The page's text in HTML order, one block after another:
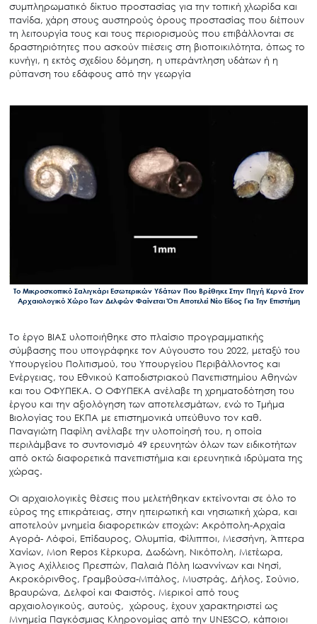
συμπληρωματικό δίκτυο προστασίας για την τοπική χλωρίδα και
πανίδα, χάρη στους αυστηρούς όρους προστασίας που διέπουν
τη λειτουργία τους και τους περιορισμούς που επιβάλλονται σε
δραστηριότητες που ασκούν πιέσεις στη βιοποικιλότητα, όπως το
κυνήγι, η εκτός σχεδίου δόμηση, η υπεράντληση υδάτων ή η
ρύπανση του εδάφους από την γεωργία
To Μικροσκοπικό Σαλιγκάρι Εσωτερικών Υδάτων Που Βρέθηκε Στην Πηγή Κερνά Στον
Αρχαιολογικό Χώρο Των Δελφών Φαίνεται Ότι Αποτελεί Νέο Είδος Για Την Επιστήμη
Το έργο ΒΙΑΣ υλοποιήθηκε στο πλαίσιο προγραμματικής
σύμβασης που υπογράφηκε τον Αύγουστο του 2022, μεταξύ του
Υπουργείου Πολιτισμού, του Υπουργείου Περιβάλλοντος και
Ενέργειας, του Εθνικού Καποδιστριακού Πανεπιστημίου Αθηνών
και του ΟΦΥΠΕΚΑ. Ο ΟΦΥΠΕΚΑ ανέλαβε τη χρηματοδότηση του
έργου και την αξιολόγηση των αποτελεσμάτων, ενώ το Τμήμα
Βιολογίας του ΕΚΠΑ με επιστημονικά υπεύθυνο τον καθ.
Παναγιώτη Παφίλη ανέλαβε την υλοποίησή του, η οποία
περιλάμβανε το συντονισμό 49 ερευνητών όλων των ειδικοτήτων
από οκτώ διαφορετικά πανεπιστήμια και ερευνητικά ιδρύματα της
χώρας.
Οι αρχαιολογικές θέσεις που μελετήθηκαν εκτείνονται σε όλο το
εύρος της επικράτειας, στην ηπειρωτική και νησιωτική χώρα, και
αποτελούν μνημεία διαφορετικών εποχών: Ακρόπολη-Αρχαία
Αγορά- Λόφοi, Επίδαυρος, Ολυμπία, Φίλιπποι, Μεσσήνη, Άπτερα
Χανίων, Mon Repos Κέρκυρα, Δωδώνη, Νικόπολη, Μετέωρα,
Άγιος Αχίλλειος Πρεσπών, Παλαιά Πόλη Ιωαννίνων και Νησί,
Ακροκόρινθος, Γραμβούσα-Μπάλος, Μυστράς, Δήλος, Σούνιο,
Βραυρώνα, Δελφοί και Φαιστός. Μερικοί από τους
αρχαιολογικούς, αυτούς, χώρους, έχουν χαρακτηριστεί ως
Μνημεία Παγκόσμιας Κληρονομίας από την UNESCO, κάποιοι